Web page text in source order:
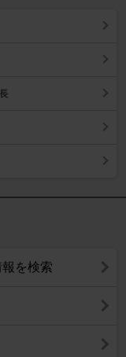
を検索